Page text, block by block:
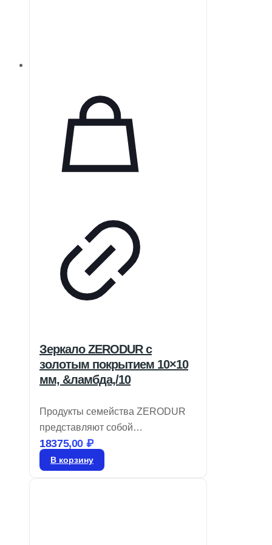
Зеркало ZERODUR с
золотым покрытием 10×10
мм, &ламбда,/10
Продукты семейства ZERODUR
представляют собой
прецизионные подложки и
зеркала первого отражения,
18375,00 ₽
В корзину